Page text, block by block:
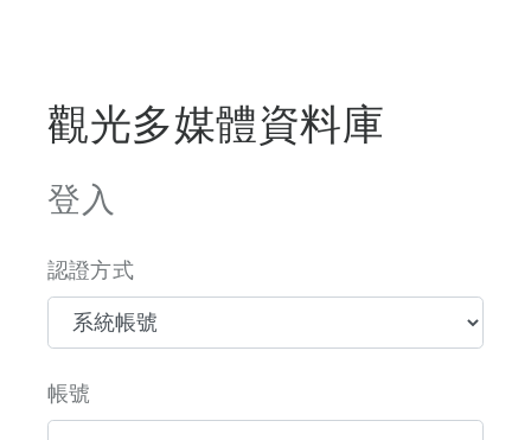
觀光多媒體資料庫
登入
認證方式
帳號